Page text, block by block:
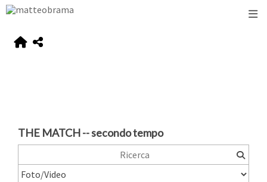
THE MATCH -- secondo tempo